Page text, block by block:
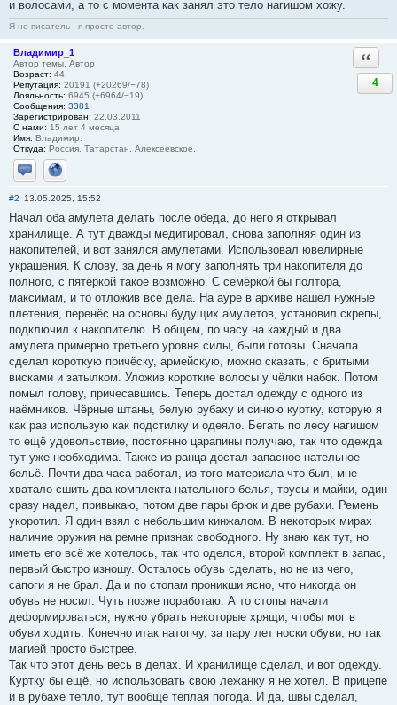
и волосами, а то с момента как занял это тело нагишом хожу.
Я не писатель - я просто автор.
Владимир_1
Автор темы, Автор
Возраст: 44
Репутация: 20191 (+20269/−78)
Лояльность: 6945 (+6964/−19)
Сообщения: 3381
Зарегистрирован: 22.03.2011
С нами: 15 лет 4 месяца
Имя: Владимир.
Откуда: Россия. Татарстан. Алексеевское.
Отправить личное сообщение
Сайт
4
#2 13.05.2025, 15:52
Начал оба амулета делать после обеда, до него я открывал
хранилище. А тут дважды медитировал, снова заполняя один из
накопителей, и вот занялся амулетами. Использовал ювелирные
украшения. К слову, за день я могу заполнять три накопителя до
полного, с пятёркой такое возможно. С семёркой бы полтора,
максимам, и то отложив все дела. На ауре в архиве нашёл нужные
плетения, перенёс на основы будущих амулетов, установил скрепы,
подключил к накопителю. В общем, по часу на каждый и два
амулета примерно третьего уровня силы, были готовы. Сначала
сделал короткую причёску, армейскую, можно сказать, с бритыми
висками и затылком. Уложив короткие волосы у чёлки набок. Потом
помыл голову, причесавшись. Теперь достал одежду с одного из
наёмников. Чёрные штаны, белую рубаху и синюю куртку, которую я
как раз использую как подстилку и одеяло. Бегать по лесу нагишом
то ещё удовольствие, постоянно царапины получаю, так что одежда
тут уже необходима. Также из ранца достал запасное нательное
бельё. Почти два часа работал, из того материала что был, мне
хватало сшить два комплекта нательного белья, трусы и майки, один
сразу надел, привыкаю, потом две пары брюк и две рубахи. Ремень
укоротил. Я один взял с небольшим кинжалом. В некоторых мирах
наличие оружия на ремне признак свободного. Ну знаю как тут, но
иметь его всё же хотелось, так что оделся, второй комплект в запас,
первый быстро изношу. Осталось обувь сделать, но не из чего,
сапоги я не брал. Да и по стопам проникши ясно, что никогда он
обувь не носил. Чуть позже поработаю. А то стопы начали
деформироваться, нужно убрать некоторые хрящи, чтобы мог в
обуви ходить. Конечно итак натопчу, за пару лет носки обуви, но так
магией просто быстрее.
Так что этот день весь в делах. И хранилище сделал, и вот одежду.
Куртку бы ещё, но использовать свою лежанку я не хотел. В прицепе
и в рубахе тепло, тут вообще теплая погода. И да, швы сделал,